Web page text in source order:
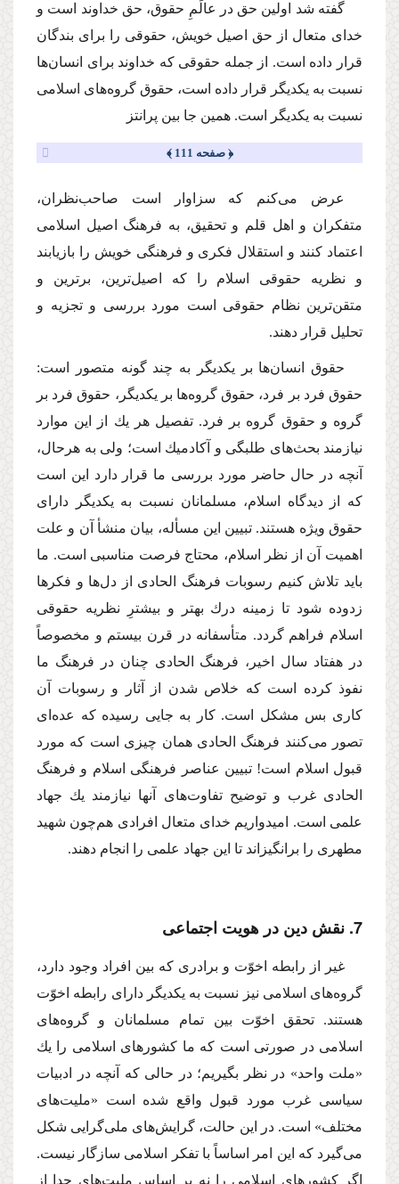
گفته شد اولین حق در عالَمِ حقوق، حق خداوند است و
خداى متعال از حق اصیل خویش، حقوقى را براى بندگان
قرار داده است. از جمله حقوقى كه خداوند براى انسان‌ها
نسبت به یكدیگر قرار داده است، حقوق گروه‌هاى اسلامى
نسبت به یكدیگر است. همین جا بین پرانتز
﴿ صفحه 111 ﴾
عرض مى‌كنم كه سزاوار است صاحب‌نظران،
متفكران و اهل قلم و تحقیق، به فرهنگ اصیل اسلامى
اعتماد كنند و استقلال فكرى و فرهنگى خویش را بازیابند
و نظریه حقوقى اسلام را كه اصیل‌ترین، برترین و
متقن‌ترین نظام حقوقى است مورد بررسى و تجزیه و
تحلیل قرار دهند.
حقوق انسان‌ها بر یكدیگر به چند گونه متصور است:
حقوق فرد بر فرد، حقوق گروه‌ها بر یكدیگر، حقوق فرد بر
گروه و حقوق گروه بر فرد. تفصیل هر یك از این موارد
نیازمند بحث‌هاى طلبگى و آكادمیك است؛ ولى به هرحال،
آنچه در حال حاضر مورد بررسى ما قرار دارد این است
كه از دیدگاه اسلام، مسلمانان نسبت به یكدیگر داراى
حقوق ویژه هستند. تبیین این مسأله، بیان منشأ آن و علت
اهمیت آن از نظر اسلام، محتاج فرصت مناسبى است. ما
باید تلاش كنیم رسوبات فرهنگ الحادى از دل‌ها و فكرها
زدوده شود تا زمینه درك بهتر و بیشترِ نظریه حقوقى
اسلام فراهم گردد. متأسفانه در قرن بیستم و مخصوصاً
در هفتاد سال اخیر، فرهنگ الحادى چنان در فرهنگ ما
نفوذ كرده است كه خلاص شدن از آثار و رسوبات آن
كارى بس مشكل است. كار به جایى رسیده كه عده‌اى
تصور مى‌كنند فرهنگ الحادى همان چیزى است كه مورد
قبول اسلام است! تبیین عناصر فرهنگى اسلام و فرهنگ
الحادى غرب و توضیح تفاوت‌هاى آنها نیازمند یك جهاد
علمى است. امیدواریم خداى متعال افرادى هم‌چون شهید
مطهرى را برانگیزاند تا این جهاد علمى را انجام دهند.
7. نقش دین در هویت اجتماعى
غیر از رابطه اخوّت و برادرى كه بین افراد وجود دارد،
گروه‌هاى اسلامى نیز نسبت به یكدیگر داراى رابطه اخوّت
هستند. تحقق اخوّت بین تمام مسلمانان و گروه‌هاى
اسلامى در صورتى است كه ما كشورهاى اسلامى را یك
«ملت واحد» در نظر بگیریم؛ در حالى كه آنچه در ادبیات
سیاسى غرب مورد قبول واقع شده است «ملیت‌هاى
مختلف» است. در این حالت، گرایش‌هاى ملى‌گرایى شكل
مى‌گیرد كه این امر اساساً با تفكر اسلامى سازگار نیست.
اگر كشورهاى اسلامى را نه بر اساس ملیت‌هاى جدا از